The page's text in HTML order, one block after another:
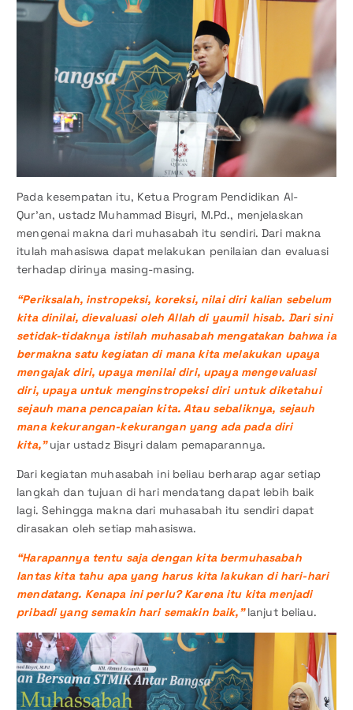
Pada kesempatan itu, Ketua Program Pendidikan Al-
Qur’an, ustadz Muhammad Bisyri, M.Pd., menjelaskan
mengenai makna dari muhasabah itu sendiri. Dari makna
itulah mahasiswa dapat melakukan penilaian dan evaluasi
terhadap dirinya masing-masing.
“Periksalah, instropeksi, koreksi, nilai diri kalian sebelum
kita dinilai, dievaluasi oleh Allah di yaumil hisab. Dari sini
setidak-tidaknya istilah muhasabah mengatakan bahwa ia
bermakna satu kegiatan di mana kita melakukan upaya
mengajak diri, upaya menilai diri, upaya mengevaluasi
diri, upaya untuk menginstropeksi diri untuk diketahui
sejauh mana pencapaian kita. Atau sebaliknya, sejauh
mana kekurangan-kekurangan yang ada pada diri
kita,”ujar ustadz Bisyri dalam pemaparannya.
Dari kegiatan muhasabah ini beliau berharap agar setiap
langkah dan tujuan di hari mendatang dapat lebih baik
lagi. Sehingga makna dari muhasabah itu sendiri dapat
dirasakan oleh setiap mahasiswa.
“Harapannya tentu saja dengan kita bermuhasabah
lantas kita tahu apa yang harus kita lakukan di hari-hari
mendatang. Kenapa ini perlu? Karena itu kita menjadi
pribadi yang semakin hari semakin baik,”lanjut beliau.